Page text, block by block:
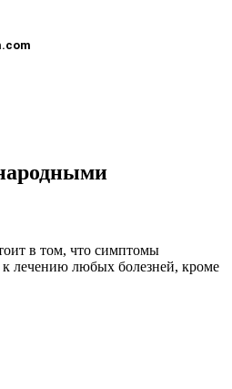
в том, что симптомы
к лечению любых болезней, кроме